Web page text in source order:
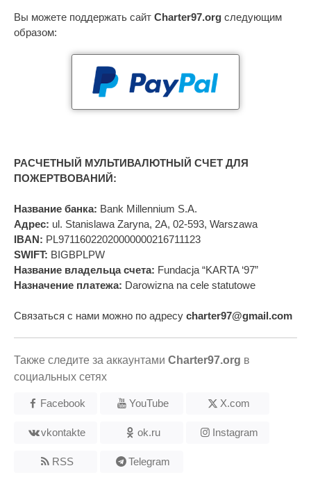
Вы можете поддержать сайт Charter97.org следующим
образом:
РАСЧЕТНЫЙ МУЛЬТИВАЛЮТНЫЙ СЧЕТ ДЛЯ
ПОЖЕРТВОВАНИЙ:
Название банка: Bank Millennium S.A.
Адрес: ul. Stanislawa Zaryna, 2A, 02-593, Warszawa
IBAN: PL97116022020000000216711123
SWIFT: BIGBPLPW
Название владельца счета: Fundacja “KARTA ‘97”
Назначение платежа: Darowizna na cele statutowe
Связаться с нами можно по адресу charter97@gmail.com
Также следите за аккаунтами Charter97.org в
социальных сетях
Facebook YouTube X.com
vkontakte ok.ru Instagram
RSS Telegram